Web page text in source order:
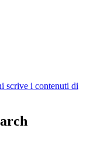
scrive i contenuti di